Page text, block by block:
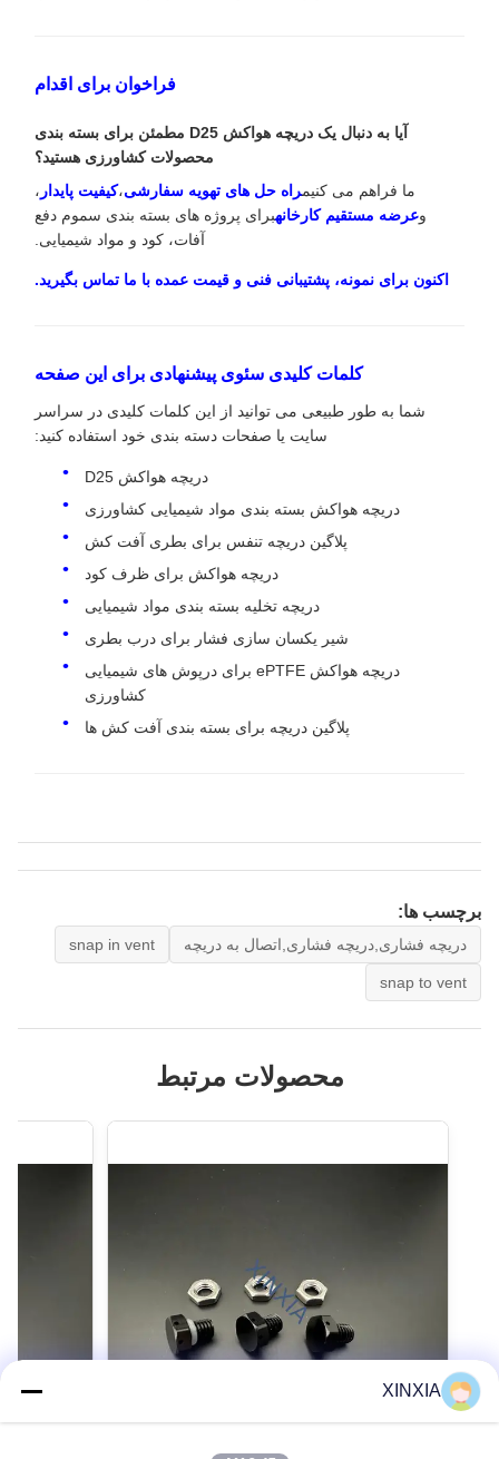
فراخوان برای اقدام
آیا به دنبال یک دریچه هواکش D25 مطمئن برای بسته بندی
محصولات کشاورزی هستید؟
ما فراهم می کنیمراه حل های تهویه سفارشی،کیفیت پایدار ،
وعرضه مستقیم کارخانهبرای پروژه های بسته بندی سموم دفع
آفات، کود و مواد شیمیایی.
اکنون برای نمونه، پشتیبانی فنی و قیمت عمده با ما تماس بگیرید.
کلمات کلیدی سئوی پیشنهادی برای این صفحه
شما به طور طبیعی می توانید از این کلمات کلیدی در سراسر
سایت یا صفحات دسته بندی خود استفاده کنید:
دریچه هواکش D25
دریچه هواکش بسته بندی مواد شیمیایی کشاورزی
پلاگین دریچه تنفس برای بطری آفت کش
دریچه هواکش برای ظرف کود
دریچه تخلیه بسته بندی مواد شیمیایی
شیر یکسان سازی فشار برای درب بطری
دریچه هواکش ePTFE برای درپوش های شیمیایی
کشاورزی
پلاگین دریچه برای بسته بندی آفت کش ها
برچسب ها:
دریچه فشاری,دریچه فشاری,اتصال به دریچه snap in vent
snap to vent
محصولات مرتبط
XINXIA